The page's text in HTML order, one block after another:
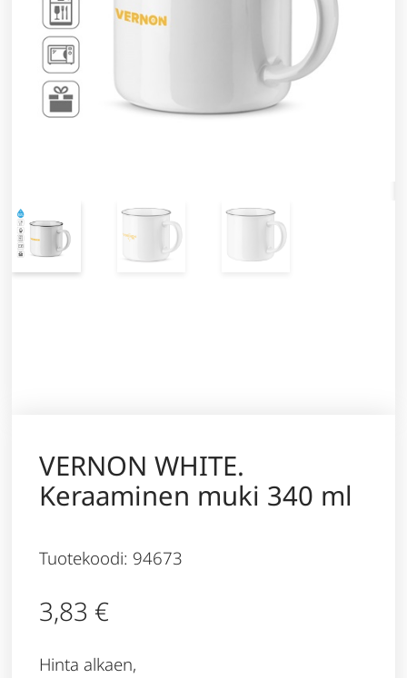
VERNON WHITE.
Keraaminen muki 340 ml
Tuotekoodi: 94673
3,83 €
Hinta alkaen,